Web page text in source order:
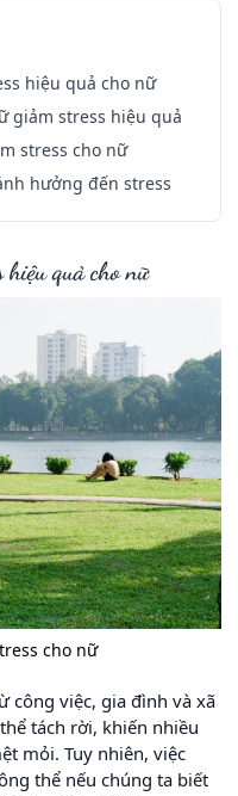
hiệu quả cho nữ
giảm stress hiệu quả
stress cho nữ
hưởng đến stress
hiệu quả cho nữ
cho nữ
công việc, gia đình và xã
tách rời, khiến nhiều
mỏi. Tuy nhiên, việc
thể nếu chúng ta biết